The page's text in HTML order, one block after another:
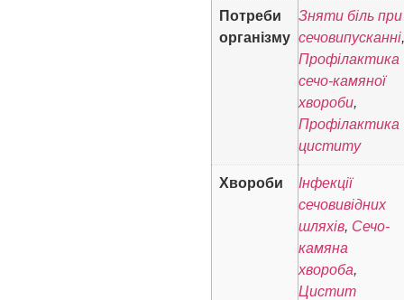
Потреби
організму
Зняти біль при
сечовипусканні,
Профілактика
сечо-камяної
хвороби,
Профілактика
циститу
Хвороби
Інфекції
сечовивідних
шляхів, Сечо-
камяна
хвороба,
Цистит